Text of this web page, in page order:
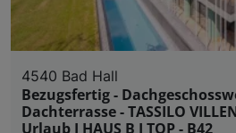
4540 Bad Hall
Bezugsfertig -
Dachterrasse - TASSILO
Urlaub I HAUS B I TOP - B42